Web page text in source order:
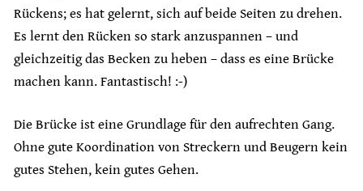
Rückens; es hat gelernt, sich auf beide Seiten zu drehen.
Es lernt den Rücken so stark anzuspannen – und
gleichzeitig das Becken zu heben – dass es eine Brücke
machen kann. Fantastisch! :-)
Die Brücke ist eine Grundlage für den aufrechten Gang.
Ohne gute Koordination von Streckern und Beugern kein
gutes Stehen, kein gutes Gehen.